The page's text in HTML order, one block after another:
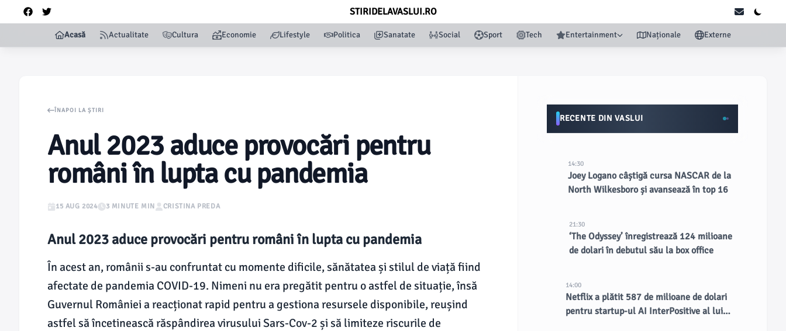
STIRIDELAVASLUI.RO
Acasă Actualitate Cultura Economie Lifestyle Politica Sanatate Social Sport Tech Entertainment Naționale Externe
ÎNAPOI LA ȘTIRI
Anul 2023 aduce provocări pentru
români în lupta cu pandemia
15 AUG 2024 3 MINUTE MIN CRISTINA PREDA
Anul 2023 aduce provocări pentru români în lupta cu pandemia
În acest an, românii s-au confruntat cu momente dificile, sănătatea și stilul de viață fiind
afectate de pandemia COVID-19. Nimeni nu era pregătit pentru o astfel de situație, însă
Guvernul României a reacționat rapid pentru a gestiona resursele disponibile, reușind
astfel să încetinească răspândirea virusului Sars-Cov-2 și să limiteze riscurile de
RECENTE DIN VASLUI
14:30
Joey Logano câștigă cursa NASCAR de la
North Wilkesboro și avansează în top 16
21:30
‘The Odyssey’ înregistrează 124 milioane
de dolari în debutul său la box office
14:00
Netflix a plătit 587 de milioane de dolari
pentru startup-ul AI InterPositive al lui